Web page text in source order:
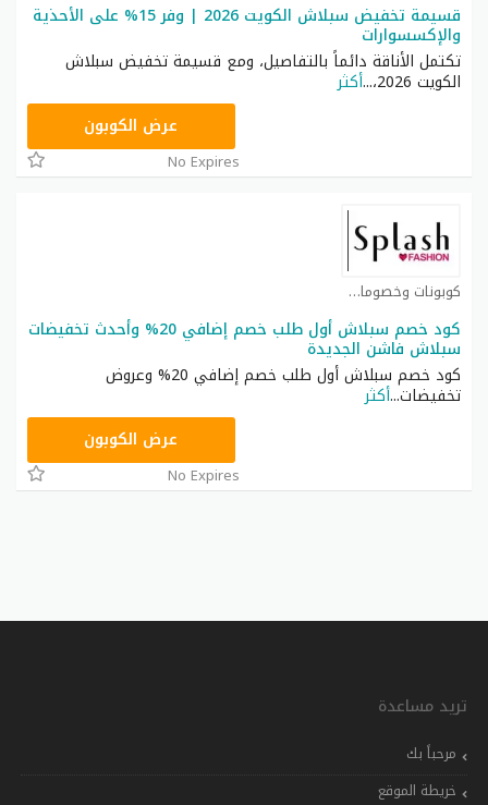
قسيمة تخفيض سبلاش الكويت 2026 | وفر 15% على الأحذية
والإكسسوارات
تكتمل الأناقة دائماً بالتفاصيل، ومع قسيمة تخفيض سبلاش
الكويت 2026، ...أكثر
عرض الكوبون
No Expires
كوبونات وخصومات بمناسبة رمضان 2026 كوبون
كود خصم سبلاش أول طلب خصم إضافي 20% وأحدث تخفيضات
سبلاش فاشن الجديدة
كود خصم سبلاش أول طلب خصم إضافي 20% وعروض
تخفيضات...أكثر
SG366عرض الكوبون
No Expires
تريد مساعدة
مرحباً بك
خريطة الموقع